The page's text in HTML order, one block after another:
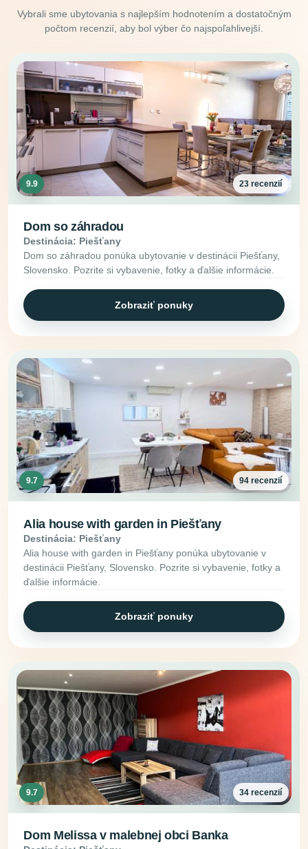
Vybrali sme ubytovania s najlepším hodnotením a dostatočným
počtom recenzií, aby bol výber čo najspoľahlivejší.
9.9 23 recenzií
Dom so záhradou
Destinácia: Piešťany
Dom so záhradou ponúka ubytovanie v destinácii Piešťany,
Slovensko. Pozrite si vybavenie, fotky a ďalšie informácie.
Zobraziť ponuky
9.7 94 recenzií
Alia house with garden in Piešťany
Destinácia: Piešťany
Alia house with garden in Piešťany ponúka ubytovanie v
destinácii Piešťany, Slovensko. Pozrite si vybavenie, fotky a
ďalšie informácie.
Zobraziť ponuky
9.7 34 recenzií
Dom Melissa v malebnej obci Banka